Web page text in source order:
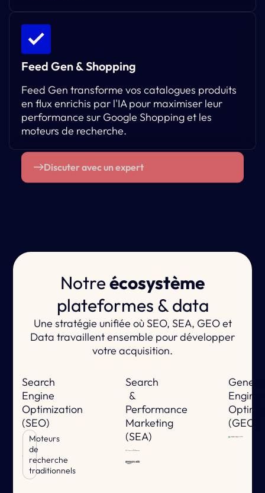
Feed Gen & Shopping
Feed Gen transforme vos catalogues produits
en flux enrichis par l'IA pour maximiser leur
performance sur Google Shopping et les
moteurs de recherche.
Discuter avec un expert
Notreécosystème
plateformes & data
Une stratégie unifiée où SEO, SEA, GEO et
Data travaillent ensemble pour développer
votre acquisition.
Search
Engine
Optimization
(SEO)
Moteurs
de
recherche
traditionnels
Search
&
Performance
Marketing
(SEA)
Engine
(GEO)